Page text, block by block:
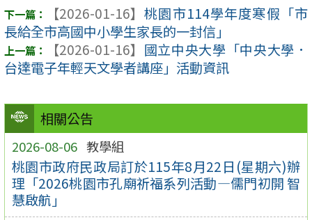
相關公告
2026-08-06 教學組
桃園市政府民政局訂於115年8月22日(星期六)辦
理「2026桃園市孔廟祈福系列活動—儒門初開 智
慧啟航」
【2026-01-16】 桃園市114學年度寒假「市
長給全市高國中小學生家長的一封信」
【2026-01-16】 國立中央大學「中央大學．
台達電子年輕天文學者講座」活動資訊